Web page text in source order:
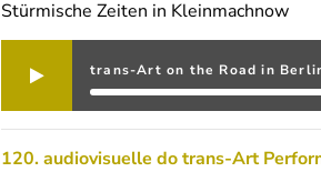
Stürmische Zeiten in Kleinmachnow
trans-Art on the Road in
120. audiovisuelle do trans-Art